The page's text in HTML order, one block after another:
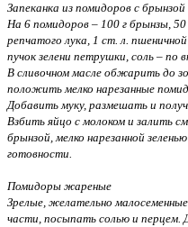
Запеканка из помидоров с брынзой
На 6 помидоров – 100 г брынзы, 50
репчатого лука, 1 ст. л.
пучок зелени петрушки, соль – по
В сливочном масле обжарить до
положить мелко нарезанные
Добавить муку, размешать и
Взбить яйцо с молоком и залить
брынзой, мелко нарезанной
готовности.
Помидоры жареные
Зрелые, желательно
части, посыпать солью и